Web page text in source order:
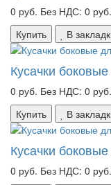
0 руб. Без НДС: 0 руб.
Купить
В
Кусачки
0 руб. Без НДС: 0 руб.
Купить
В
Кусачки
0 руб. Без НДС: 0 руб.